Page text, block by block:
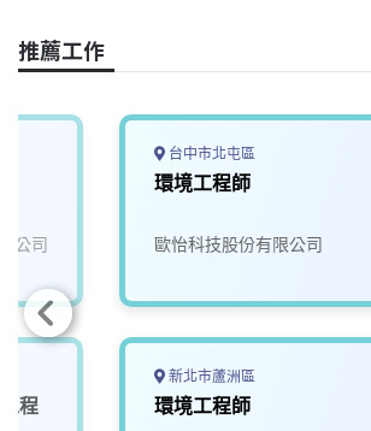
o
k
n
k
推薦工作
公司
程
台中市北屯區
環境工程師
歐怡科技股份有限公司
新北市蘆洲區
環境工程師